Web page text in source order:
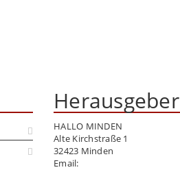
Herausgeber
HALLO MINDEN
Alte Kirchstraße 1
32423 Minden
Email: